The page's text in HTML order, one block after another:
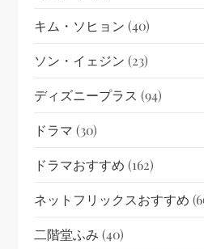
キム・ソヒョン (40)
ソン・イェジン (23)
ディズニープラス (94)
ドラマ (30)
ドラマおすすめ (162)
ネットフリックスおすすめ
二階堂ふみ (40)